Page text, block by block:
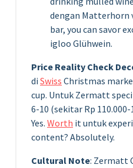
dengan Matterhorn
bar, you can savor
igloo Glühwein.
Price Reality Check
di Swiss Christmas
cup. Untuk Zermatt
6-10 (sekitar Rp 110.000-
Yes. Worth it untuk
content? Absolutely.
Cultural Note: Zermatt